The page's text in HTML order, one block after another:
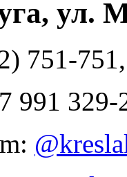
ул.
751-
991 329-